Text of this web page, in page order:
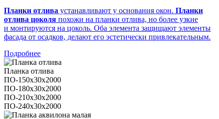
Планки отлива устанавливают у основания окон. Планки
отлива цоколя похожи на планки отлива, но более узкие
и монтируются на цоколь. Оба элемента защищают элементы
фасада от осадков, делают его эстетически привлекательным.
Подробнее
Планка отлива
ПО-150х30х2000
ПО-180х30х2000
ПО-210х30х2000
ПО-240х30х2000